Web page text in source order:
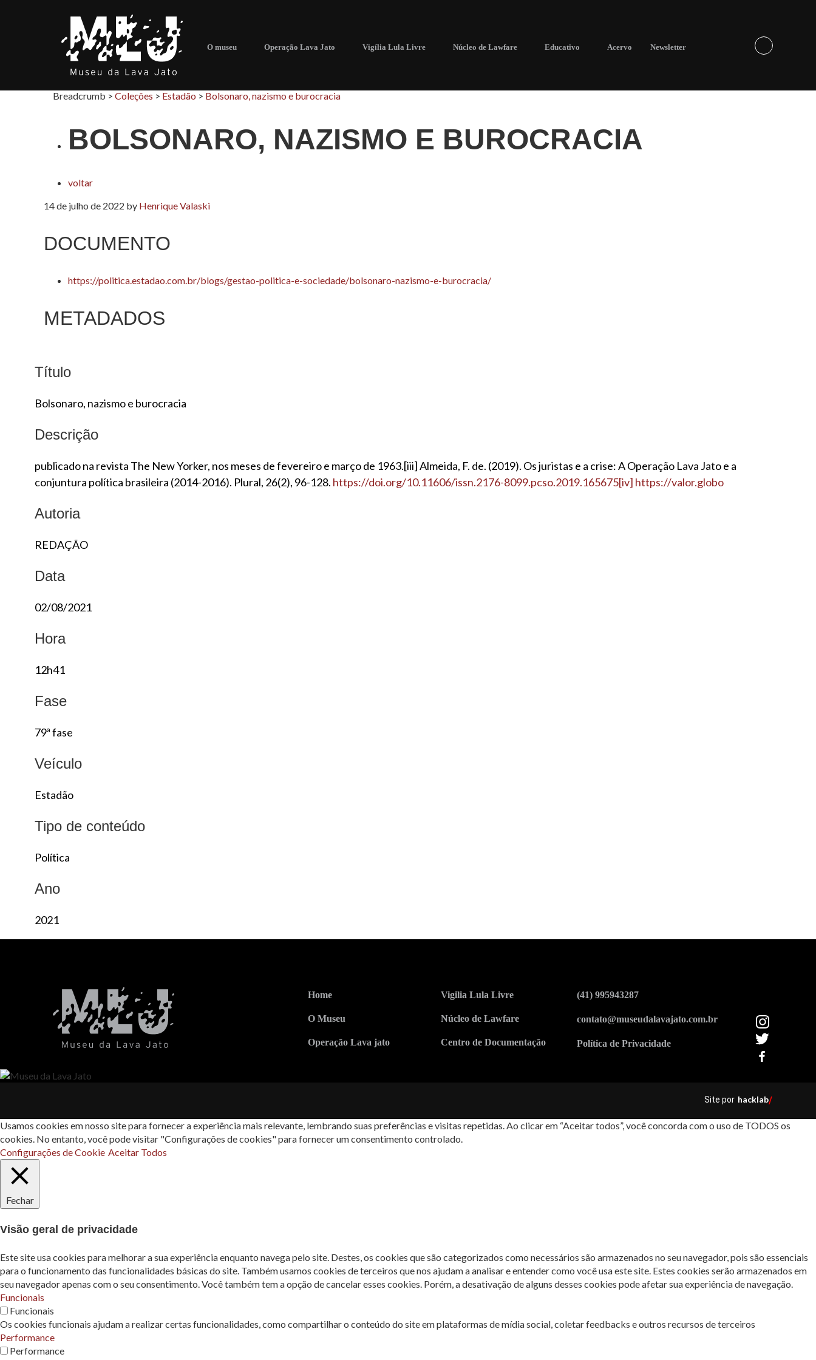
O museu Operação Lava Jato Vigília Lula Livre Núcleo de Lawfare Educativo Acervo Newsletter
Breadcrumb > Coleções > Estadão > Bolsonaro, nazismo e burocracia
BOLSONARO, NAZISMO E BUROCRACIA
voltar
14 de julho de 2022 by Henrique Valaski
DOCUMENTO
https://politica.estadao.com.br/blogs/gestao-politica-e-sociedade/bolsonaro-nazismo-e-burocracia/
METADADOS
Título
Bolsonaro, nazismo e burocracia
Descrição
publicado na revista The New Yorker, nos meses de fevereiro e março de 1963.[iii] Almeida, F. de. (2019). Os juristas e a crise: A Operação Lava Jato e a
conjuntura política brasileira (2014-2016). Plural, 26(2), 96-128. https://doi.org/10.11606/issn.2176-8099.pcso.2019.165675[iv] https://valor.globo
Autoria
REDAÇÃO
Data
02/08/2021
Hora
12h41
Fase
79ª fase
Veículo
Estadão
Tipo de conteúdo
Política
Ano
2021
Home
O Museu
Operação Lava jato
Vigilia Lula Livre
Núcleo de Lawfare
Centro de Documentação
(41) 995943287
contato@museudalavajato.com.br
Política de Privacidade
Site por hacklab/
Usamos cookies em nosso site para fornecer a experiência mais relevante, lembrando suas preferências e visitas repetidas. Ao clicar em “Aceitar todos”, você concorda com o uso de TODOS os
cookies. No entanto, você pode visitar "Configurações de cookies" para fornecer um consentimento controlado.
Configurações de Cookie Aceitar Todos
Fechar
Visão geral de privacidade
Este site usa cookies para melhorar a sua experiência enquanto navega pelo site. Destes, os cookies que são categorizados como necessários são armazenados no seu navegador, pois são essenciais
para o funcionamento das funcionalidades básicas do site. Também usamos cookies de terceiros que nos ajudam a analisar e entender como você usa este site. Estes cookies serão armazenados em
seu navegador apenas com o seu consentimento. Você também tem a opção de cancelar esses cookies. Porém, a desativação de alguns desses cookies pode afetar sua experiência de navegação.
Funcionais
Funcionais
Os cookies funcionais ajudam a realizar certas funcionalidades, como compartilhar o conteúdo do site em plataformas de mídia social, coletar feedbacks e outros recursos de terceiros
Performance
Performance